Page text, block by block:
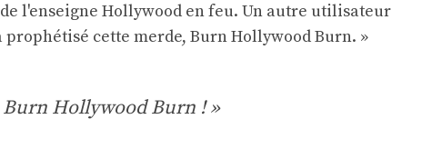
l'enseigne Hollywood en feu. Un autre utilisateur
prophétisé cette merde, Burn Hollywood Burn. »
Burn Hollywood Burn ! »